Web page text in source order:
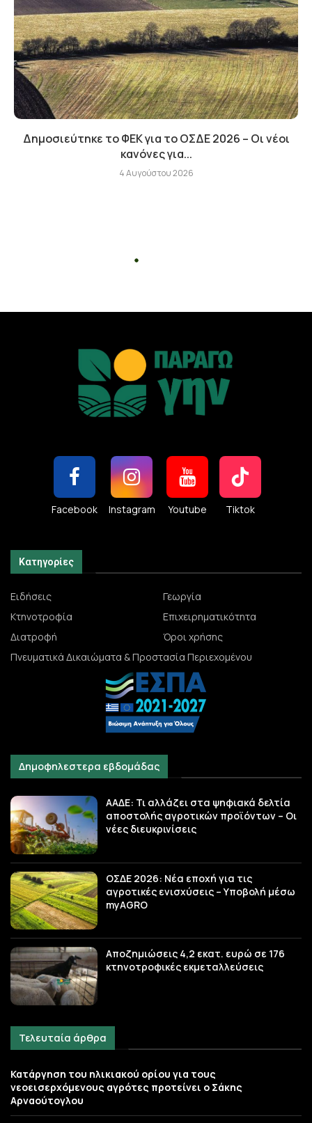
Δημοσιεύτηκε το ΦΕΚ για το ΟΣΔΕ 2026 – Οι νέοι
κανόνες για...
4 Αυγούστου 2026
Facebook Instagram Youtube Tiktok
Κατηγορίες
Ειδήσεις
Γεωργία
Κτηνοτροφία
Επιχειρηματικότητα
Διατροφή
Όροι χρήσης
Πνευματικά Δικαιώματα & Προστασία Περιεχομένου
Δημοφηλεστερα εβδομάδας
ΑΑΔΕ: Τι αλλάζει στα ψηφιακά δελτία
αποστολής αγροτικών προϊόντων – Οι
νέες διευκρινίσεις
ΟΣΔΕ 2026: Νέα εποχή για τις
αγροτικές ενισχύσεις – Υποβολή μέσω
myAGRO
Αποζημιώσεις 4,2 εκατ. ευρώ σε 176
κτηνοτροφικές εκμεταλλεύσεις
Τελευταία άρθρα
Κατάργηση του ηλικιακού ορίου για τους
νεοεισερχόμενους αγρότες προτείνει ο Σάκης
Αρναούτογλου